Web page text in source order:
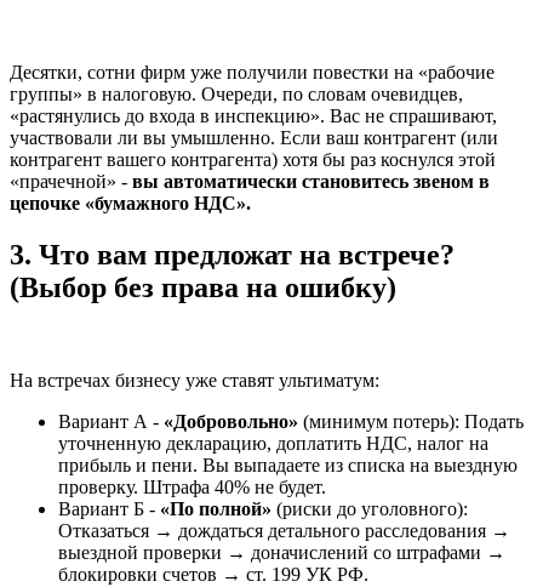
Десятки, сотни фирм уже получили повестки на «рабочие
группы» в налоговую. Очереди, по словам очевидцев,
«растянулись до входа в инспекцию». Вас не спрашивают,
участвовали ли вы умышленно. Если ваш контрагент (или
контрагент вашего контрагента) хотя бы раз коснулся этой
«прачечной» - вы автоматически становитесь звеном в
цепочке «бумажного НДС».
3. Что вам предложат на встрече?
(Выбор без права на ошибку)
На встречах бизнесу уже ставят ультиматум:
Вариант А - «Добровольно» (минимум потерь): Подать
уточненную декларацию, доплатить НДС, налог на
прибыль и пени. Вы выпадаете из списка на выездную
проверку. Штрафа 40% не будет.
Вариант Б - «По полной» (риски до уголовного):
Отказаться → дождаться детального расследования →
выездной проверки → доначислений со штрафами →
блокировки счетов → ст. 199 УК РФ.